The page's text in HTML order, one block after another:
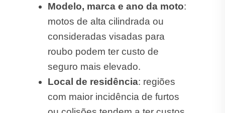
Modelo, marca e ano da moto:
motos de alta cilindrada ou
consideradas visadas para
roubo podem ter custo de
seguro mais elevado.
Local de residência: regiões
com maior incidência de furtos